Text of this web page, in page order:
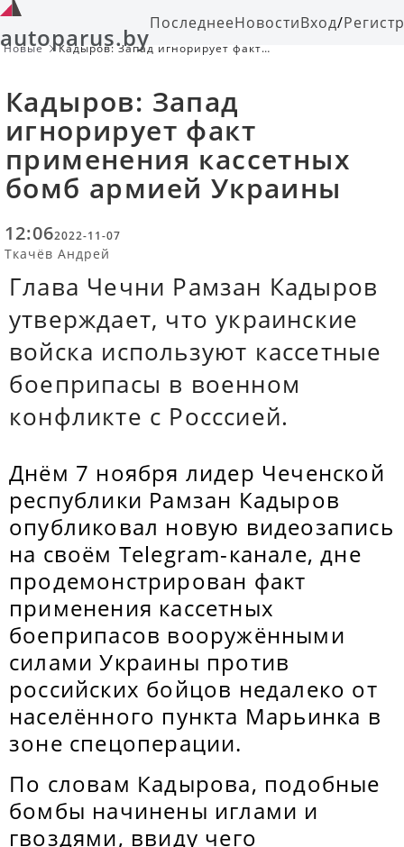
autoparus.byПоследнееНовостиВход/
Новые
Кадыров: Запад игнорирует факт
Кадыров: Запад
игнорирует факт
применения кассетных
бомб армией Украины
12:062022-11-07
Ткачёв Андрей
Глава Чечни Рамзан Кадыров
утверждает, что украинские
войска используют кассетные
боеприпасы в военном
конфликте с Росссией.
Днём 7 ноября лидер Чеченской
республики Рамзан Кадыров
опубликовал новую видеозапись
на своём Telegram-канале, дне
продемонстрирован факт
применения кассетных
боеприпасов вооружёнными
силами Украины против
российских бойцов недалеко от
населённого пункта Марьинка в
зоне спецоперации.
По словам Кадырова, подобные
бомбы начинены иглами и
гвоздями, ввиду чего